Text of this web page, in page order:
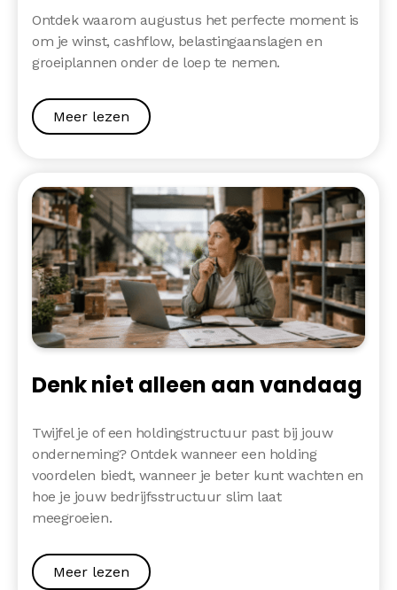
Ontdek waarom augustus het perfecte moment is
om je winst, cashflow, belastingaanslagen en
groeiplannen onder de loep te nemen.
Meer lezen
Denk niet alleen aan vandaag
Twijfel je of een holdingstructuur past bij jouw
onderneming? Ontdek wanneer een holding
voordelen biedt, wanneer je beter kunt wachten en
hoe je jouw bedrijfsstructuur slim laat
meegroeien.
Meer lezen